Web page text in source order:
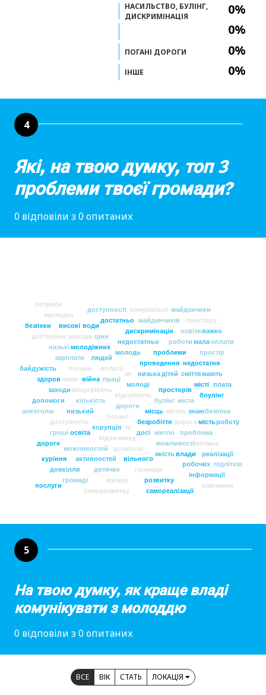
0%
0%
0%
0%
НАСИЛЬСТВО, БУЛІНГ,
ДИСКРИМІНАЦІЯ
ПОГАНІ ДОРОГИ
ІНШЕ
4
Які, на твою думку, топ 3
проблеми твоєї громади?
0 відповіли з 0 опитаних
відсутність
дороги
молоді
місць
погані
праці
низька
безробіття
оплата
булінг
корупція
проведення
рівень
житло
людей
просторів
відпочинку
кількість
молодь проблеми
житла
можливості
дітей
молодіжних
дозвілля
можливостей
низький
війна
дорога
міста
недостатньо
освіта
погана
роботи
сміття
влади
заходів
проблема
якість
вільного
місця
ціни
активностей
дискримінація
доступність
зарплати
знаю
недостатня
нема
освіти
робочих
високі
громади
дитячих
довкілля
достатньо
зп
майданчиків
мала
місті
простору
простір
інформації
боулінг
велика
гроші
заходи
куріння
молодих
низькі
реалізації
розвитку
те
безпека
важко
води
вулиці
громаді
допомоги
дороге
доступних
доступності
досі
здоров
комунальні майданчики
мають
мість
навчання
оплати
плата
послуги
потреби
підлітків
роботу
самореалізації
саморозвитку
алкоголю
байдужість
безпеки
5
На твою думку, як краще владі
комунікувати з молоддю
0 відповіли з 0 опитаних
ВСЕ ВІК СТАТЬ ЛОКАЦІЯ